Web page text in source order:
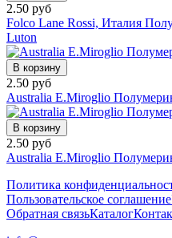
2.50 руб
Folco Lane Rossi, Италия
Luton
В корзину
2.50 руб
Australia E.Miroglio
В корзину
2.50 руб
Australia E.Miroglio
Политика
Пользовательское соглашение
Обратная связьКаталог